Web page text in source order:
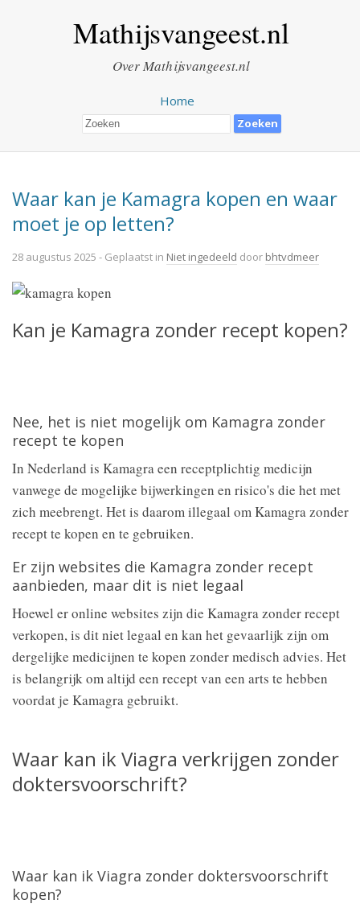
Mathijsvangeest.nl
Over Mathijsvangeest.nl
Home
Waar kan je Kamagra kopen en waar
moet je op letten?
28 augustus 2025 - Geplaatst in Niet ingedeeld door bhtvdmeer
Kan je Kamagra zonder recept kopen?
Nee, het is niet mogelijk om Kamagra zonder
recept te kopen
In Nederland is Kamagra een receptplichtig medicijn
vanwege de mogelijke bijwerkingen en risico's die het met
zich meebrengt. Het is daarom illegaal om Kamagra zonder
recept te kopen en te gebruiken.
Er zijn websites die Kamagra zonder recept
aanbieden, maar dit is niet legaal
Hoewel er online websites zijn die Kamagra zonder recept
verkopen, is dit niet legaal en kan het gevaarlijk zijn om
dergelijke medicijnen te kopen zonder medisch advies. Het
is belangrijk om altijd een recept van een arts te hebben
voordat je Kamagra gebruikt.
Waar kan ik Viagra verkrijgen zonder
doktersvoorschrift?
Waar kan ik Viagra zonder doktersvoorschrift
kopen?